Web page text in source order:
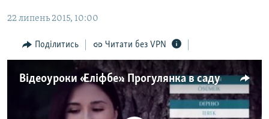
Перейти
пошуку
ПОГЛЯД
ІНТЕРВ'Ю
СПЕЦПРОЕКТИ
ЯК ОБІЙТИ БЛОКУВАННЯ
22 липень 2015, 10:00
Поділитись Читати без VPN
Відеоуроки «Еліфбе». Прогулянка в саду